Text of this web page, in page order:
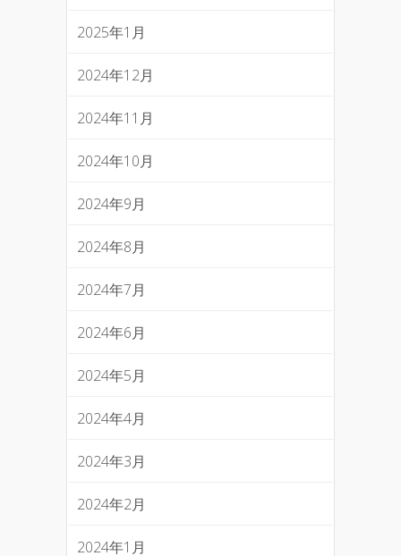
2025年1月
2024年12月
2024年11月
2024年10月
2024年9月
2024年8月
2024年7月
2024年6月
2024年5月
2024年4月
2024年3月
2024年2月
2024年1月